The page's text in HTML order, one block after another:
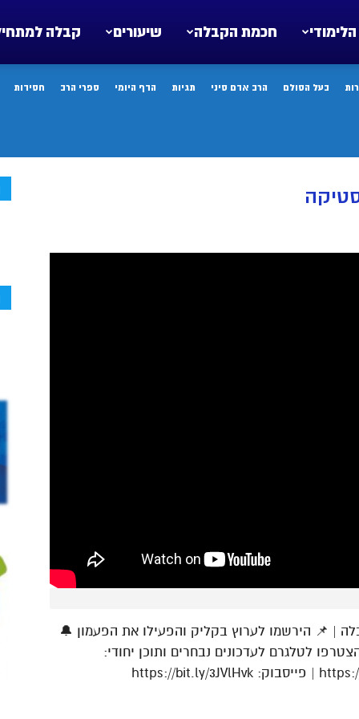
קבלה שיעורים חכמת הקבלה
בעל הסולם הרב אדם סיני תגיות הדף היומי ספרי הרב חסידות
📌 הירשמו לערוץ בקליק והפעילו את הפעמון 🔔
לטלגרם לעדכונים נבחרים ותוכן יחודי: